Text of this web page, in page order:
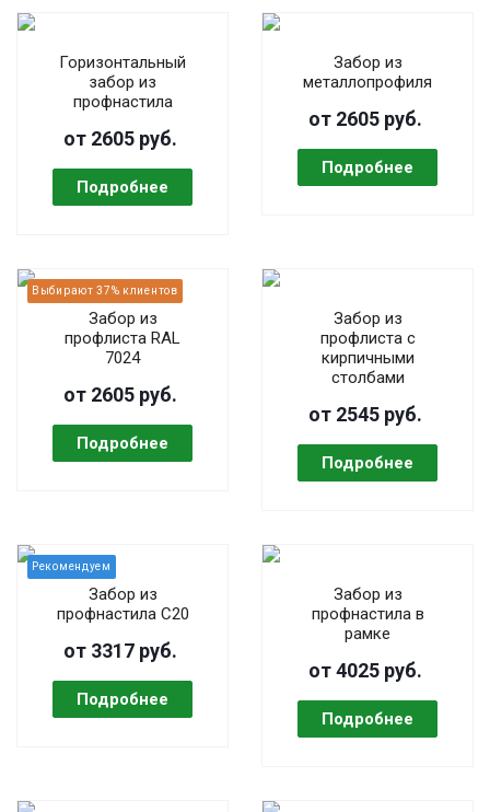
Горизонтальный
забор из
профнастила
от 2605 руб.
Забор из
металлопрофиля
от 2605 руб.
Забор из
профлиста RAL
7024
от 2605 руб.
Забор из
профлиста с
кирпичными
столбами
от 2545 руб.
Забор из
профнастила C20
от 3317 руб.
Забор из
профнастила в
рамке
от 4025 руб.